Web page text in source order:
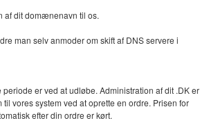
af dit domænenavn til os.
man selv anmoder om skift af DNS servere i
er ved at udløbe. Administration af dit .DK er
vores system ved at oprette en ordre. Prisen for
efter din ordre er kørt.